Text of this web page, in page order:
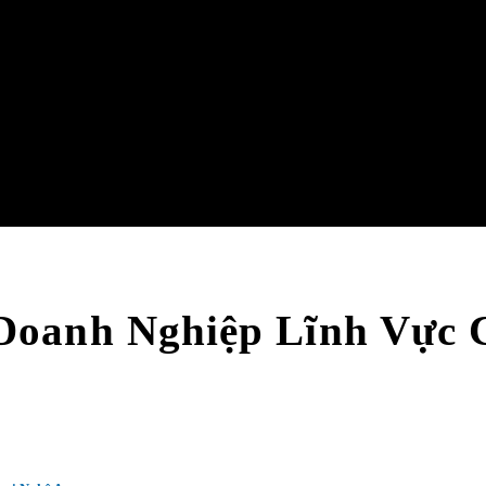
Nghiệp Lĩnh Vực